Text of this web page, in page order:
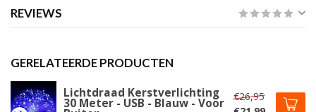
REVIEWS
GERELATEERDE PRODUCTEN
Lichtdraad Kerstverlichting
30 Meter - USB - Blauw - Voor
€26,95